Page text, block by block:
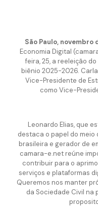
São Paulo, novembro
Economia Digital
feira, 25, a reeleição
biênio 2025-2026.
Vice-Presidente de
como Vice-
Leonardo Elias, que
destaca o papel do meio
brasileira e gerador de
camara-e.net reúne
contribuir para o
serviços e plataformas
Queremos nos manter
da Sociedade Civil na